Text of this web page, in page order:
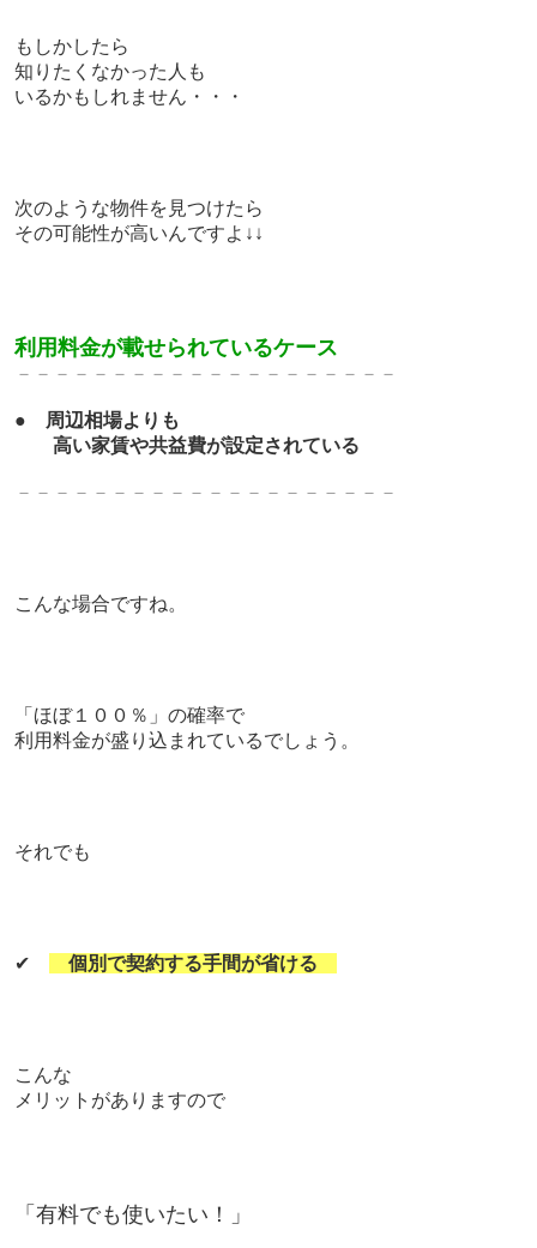
もしかしたら
知りたくなかった人も
いるかもしれません・・・
次のような物件を見つけたら
その可能性が高いんですよ↓↓
利用料金が載せられているケース
－－－－－－－－－－－－－－－－－－－－
●
周辺相場よりも
高い家賃や共益費が設定されている
－－－－－－－－－－－－－－－－－－－－
こんな場合ですね。
「ほぼ１００％」の確率で
利用料金が盛り込まれているでしょう。
それでも
✔ 個別で契約する手間が省ける
こんな
メリットがありますので
「有料でも使いたい！」